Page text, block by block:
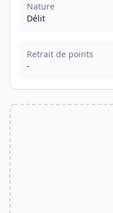
Nature
Délit
Retrait de points
-